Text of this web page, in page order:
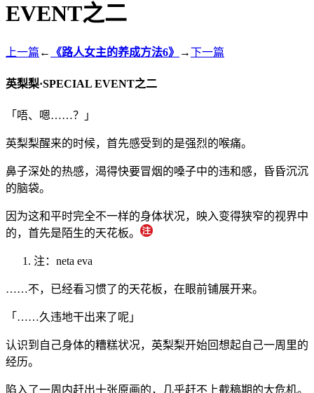
EVENT之二
上一篇 ← 《路人女主的养成方法6》 →下一篇
英梨梨·SPECIAL EVENT之二
「唔、嗯……？」
英梨梨醒来的时候，首先感受到的是强烈的喉痛。
鼻子深处的热感，渴得快要冒烟的嗓子中的违和感，昏昏沉沉
的脑袋。
因为这和平时完全不一样的身体状况，映入变得狭窄的视界中
的，首先是陌生的天花板。
注：neta eva
……不，已经看习惯了的天花板，在眼前铺展开来。
「……久违地干出来了呢」
认识到自己身体的糟糕状况，英梨梨开始回想起自己一周里的
经历。
陷入了一周内赶出十张原画的，几乎赶不上截稿期的大危机。